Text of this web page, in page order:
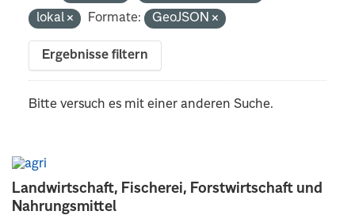
Landwirtschaft, Fischerei, Forstwirtschaft und
Nahrungsmittel
lokal
Formate: GeoJSON
Ergebnisse filtern
Bitte versuch es mit einer anderen Suche.